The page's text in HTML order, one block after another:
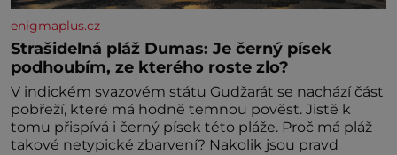
enigmaplus.cz
Strašidelná pláž Dumas: Je černý písek
podhoubím, ze kterého roste zlo?
V indickém svazovém státu Gudžarát se nachází část
pobřeží, které má hodně temnou pověst. Jistě k
tomu přispívá i černý písek této pláže. Proč má pláž
takové netypické zbarvení? Nakolik jsou pravd